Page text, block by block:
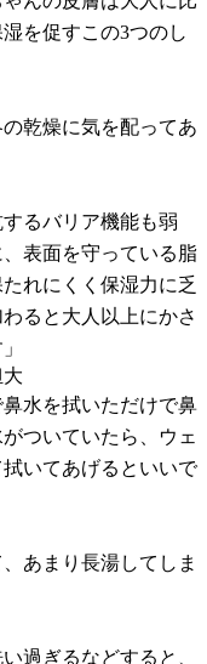
を促すこの3つのし
乾燥に気を配ってあ
るバリア機能も弱
表面を守っている脂
れにくく保湿力に乏
ると大人以上にかさ
水を拭いただけで鼻
ついていたら、ウェ
いてあげるといいで
あまり長湯してしま
過ぎるなどすると、